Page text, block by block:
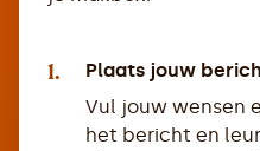
1.
Plaats jouw
Vul jouw wensen
het bericht en